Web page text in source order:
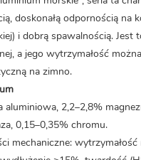
doskonałą odpornością na
i dobrą spawalnością. Jest
a jego wytrzymałość
na zimno.
aluminiowa, 2,2–2,8%
0,15–0,35% chromu.
mechaniczne: wytrzymałość